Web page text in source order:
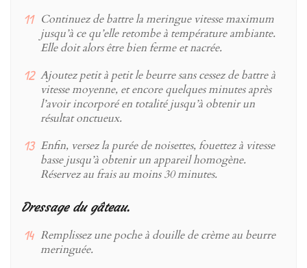
Continuez de battre la meringue vitesse maximum
jusqu’à ce qu’elle retombe à température ambiante.
Elle doit alors être bien ferme et nacrée.
Ajoutez petit à petit le beurre sans cessez de battre à
vitesse moyenne, et encore quelques minutes après
l’avoir incorporé en totalité jusqu’à obtenir un
résultat onctueux.
Enfin, versez la purée de noisettes, fouettez à vitesse
basse jusqu’à obtenir un appareil homogène.
Réservez au frais au moins 30 minutes.
Dressage du gâteau.
Remplissez une poche à douille de crème au beurre
meringuée.